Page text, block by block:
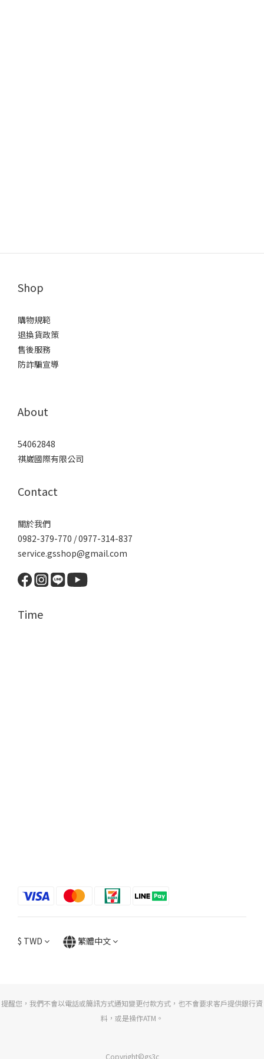
Shop
購物規範
退換貨政策
售後服務
防詐騙宣導
About
54062848
祺崴國際有限公司
Contact
關於我們
0982-379-770 / 0977-314-837
service.gsshop@gmail.com
Time
$ TWD 繁體中文
提醒您，我們不會以電話或簡訊方式通知變更付款方式，也不會要求客戶提供銀行資
料，或是操作ATM。
Copyright©gs3c